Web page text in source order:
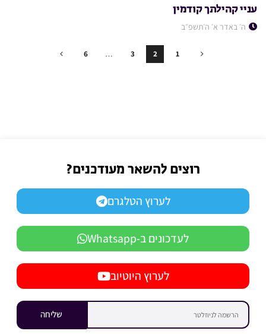
עניי קהילתך קודמין
ה׳ באדר א׳ ה׳תשפ״ב
1
2
3
…
6
רוצים להשאר מעודכנים?
לערוץ הטלגרם
לעדכונים ב-Whatsapp
לערוץ היוטיוב
שליחה